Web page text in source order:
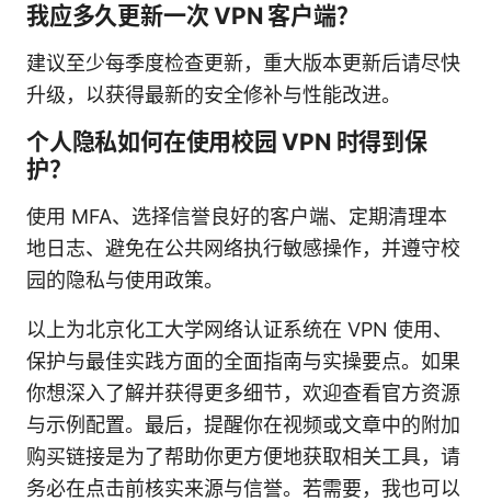
我应多久更新一次 VPN 客户端？
建议至少每季度检查更新，重大版本更新后请尽快
升级，以获得最新的安全修补与性能改进。
个人隐私如何在使用校园 VPN 时得到保
护？
使用 MFA、选择信誉良好的客户端、定期清理本
地日志、避免在公共网络执行敏感操作，并遵守校
园的隐私与使用政策。
以上为北京化工大学网络认证系统在 VPN 使用、
保护与最佳实践方面的全面指南与实操要点。如果
你想深入了解并获得更多细节，欢迎查看官方资源
与示例配置。最后，提醒你在视频或文章中的附加
购买链接是为了帮助你更方便地获取相关工具，请
务必在点击前核实来源与信誉。若需要，我也可以